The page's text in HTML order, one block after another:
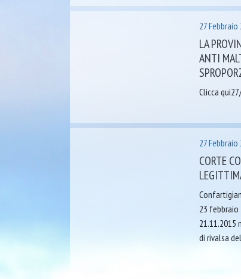
27 Febbraio
LA
ANTI
Clicca
27 Febbraio
CORTE
23 febbraio
di rivalsa